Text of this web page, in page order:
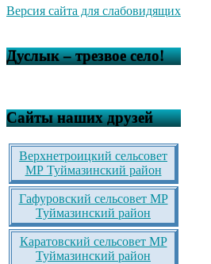
Версия сайта для слабовидящих
Дуслык – трезвое село!
Сайты наших друзей
Верхнетроицкий сельсовет
МР Туймазинский район
Гафуровский сельсовет МР
Туймазинский район
Каратовский сельсовет МР
Туймазинский район